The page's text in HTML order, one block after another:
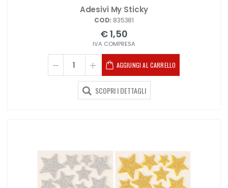
Adesivi My Sticky
COD: 835381
€ 1,50
IVA COMPRESA
AGGIUNGI AL CARRELLO
SCOPRI I DETTAGLI